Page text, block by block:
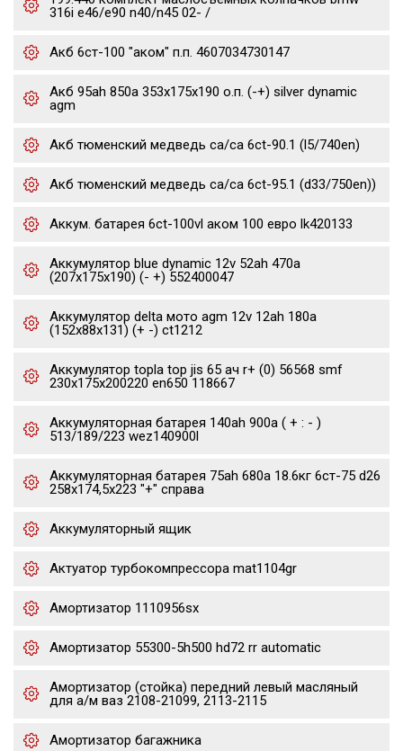
316i e46/e90 n40/n45 02- /
Акб 6ст-100 "аком" п.п. 4607034730147
Акб 95ah 850a 353x175x190 о.п. (-+) silver dynamic
agm
Акб тюменский медведь ca/ca 6ct-90.1 (l5/740en)
Акб тюменский медведь ca/ca 6ct-95.1 (d33/750en))
Аккум. батарея 6ct-100vl аком 100 евро lk420133
Аккумулятор blue dynamic 12v 52ah 470a
(207x175x190) (- +) 552400047
Аккумулятор delta мото agm 12v 12ah 180a
(152x88x131) (+ -) ct1212
Аккумулятор topla top jis 65 ач r+ (0) 56568 smf
230x175x200220 en650 118667
Аккумуляторная батарея 140ah 900a ( + : - )
513/189/223 wez140900l
Аккумуляторная батарея 75ah 680a 18.6кг 6ст-75 d26
258x174,5x223 "+" справа
Аккумуляторный ящик
Актуатор турбокомпрессора mat1104gr
Амортизатор 1110956sx
Амортизатор 55300-5h500 hd72 rr automatic
Амортизатор (стойка) передний левый масляный
для а/м ваз 2108-21099, 2113-2115
Амортизатор багажника